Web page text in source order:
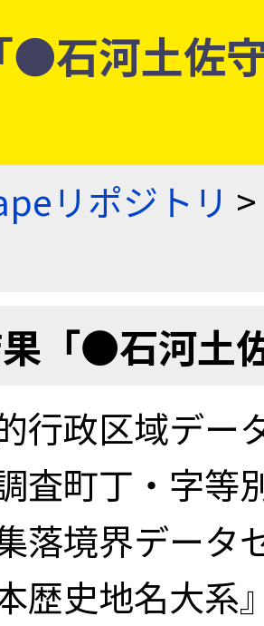
●石河土佐
リポジトリ >
「●石河土
行政区域デー
査町丁・字等
落境界データ
本歴史地名大